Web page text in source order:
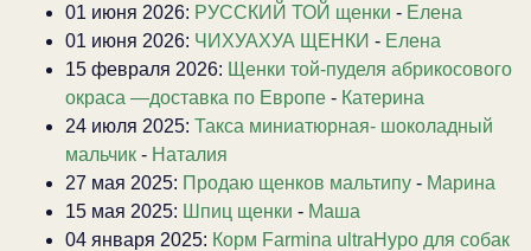
01 июня 2026: РУССКИЙ ТОЙ щенки - Елена
01 июня 2026: ЧИХУАХУА ЩЕНКИ - Елена
15 февраля 2026: Щенки той-пуделя абрикосового
окраса —доставка по Европе - Катерина
24 июля 2025: Такса миниатюрная- шоколадный
мальчик - Наталия
27 мая 2025: Продаю щенков мальтипу - Марина
15 мая 2025: Шпиц щенки - Маша
04 января 2025: Корм Farmina ultraHypo для собак